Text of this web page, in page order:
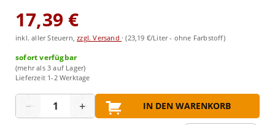
17,39 €
inkl. aller Steuern,zzgl. Versand ·(23,19 €/Liter - ohne Farbstoff)
sofort verfügbar
(mehr als 3 auf Lager)
Lieferzeit 1-2 Werktage
− + IN DEN WARENKORB